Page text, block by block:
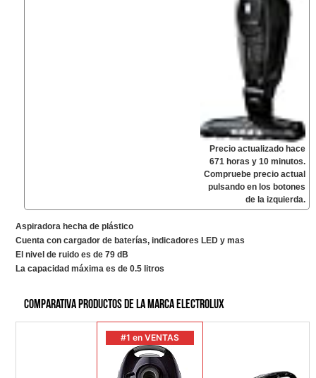
Precio actualizado hace
671 horas y 10 minutos.
Compruebe precio actual
pulsando en los botones
de la izquierda.
Aspiradora hecha de plástico
Cuenta con cargador de baterías, indicadores LED y mas
El nivel de ruido es de 79 dB
La capacidad máxima es de 0.5 litros
Comparativa productos de la marca Electrolux
#1 en VENTAS